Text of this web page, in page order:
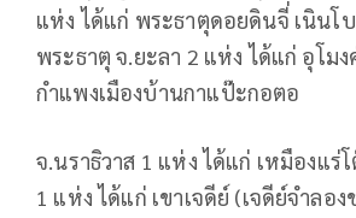
แห่ง ได้แก่ พระธาตุดอยดินจี่ เนินโ
พระธาตุ จ.ยะลา 2 แห่ง ได้แก่ อุโม
กำแพงเมืองบ้านกาแป๊ะกอตอ
จ.นราธิวาส 1 แห่ง ได้แก่ เหมืองแร่
1 แห่ง ได้แก่ เขาเจดีย์ (เจดีย์จำลอง